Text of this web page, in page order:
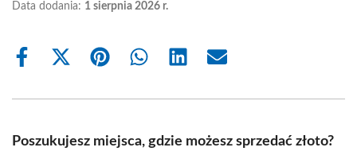
Data dodania: 1 sierpnia 2026 r.
Share
Share
(Twitter)
Share Share Share Share
Poszukujesz miejsca, gdzie możesz sprzedać złoto?